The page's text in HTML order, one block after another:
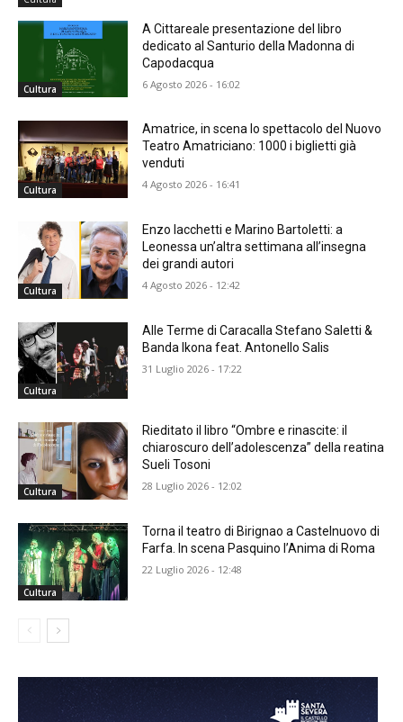
Cultura
A Cittareale presentazione del libro
dedicato al Santurio della Madonna di
Capodacqua
6 Agosto 2026 - 16:02
Cultura
Amatrice, in scena lo spettacolo del Nuovo
Teatro Amatriciano: 1000 i biglietti già
venduti
4 Agosto 2026 - 16:41
Cultura
Enzo Iacchetti e Marino Bartoletti: a
Leonessa un’altra settimana all’insegna
dei grandi autori
4 Agosto 2026 - 12:42
Cultura
Alle Terme di Caracalla Stefano Saletti &
Banda Ikona feat. Antonello Salis
31 Luglio 2026 - 17:22
Cultura
Rieditato il libro “Ombre e rinascite: il
chiaroscuro dell’adolescenza” della reatina
Sueli Tosoni
28 Luglio 2026 - 12:02
Cultura
Torna il teatro di Birignao a Castelnuovo di
Farfa. In scena Pasquino l’Anima di Roma
22 Luglio 2026 - 12:48